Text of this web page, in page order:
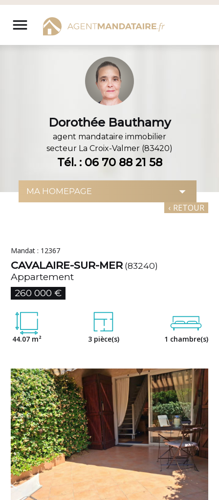
Aller
contenu
menu
Dorothée Bauthamy
agent mandataire immobilier
secteur La Croix-Valmer (83420)
Tél. : 06 70 88 21 58
‹ RETOUR
Mandat : 12367
CAVALAIRE-SUR-MER (83240)
Appartement
260 000 €
44.07 m² 3 pièce(s) 1 chambre(s)